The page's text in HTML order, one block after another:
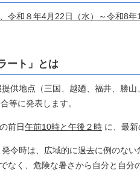
令和８年4月22日（水）～令和8年
ート」とは
供地点（三国、越廼、福井、勝
等に発表 します。
前日午前10時と午後２時 に、最新
令時は、 広域的に過去に例のな
なく、危険な暑さから自分と自分